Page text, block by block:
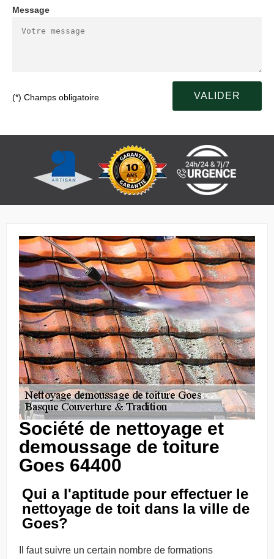
Message
(*) Champs obligatoire
Société de nettoyage et
demoussage de toiture
Goes 64400
Qui a l'aptitude pour effectuer le
nettoyage de toit dans la ville de
Goes?
Il faut suivre un certain nombre de formations